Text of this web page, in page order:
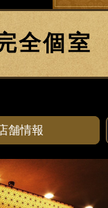
全個
舗情報